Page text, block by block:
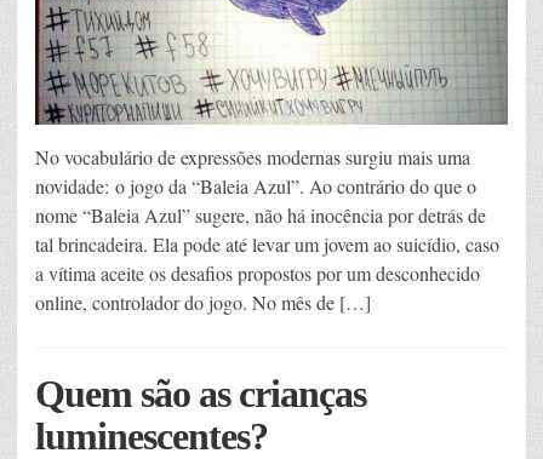
No vocabulário de expressões modernas surgiu mais uma
novidade: o jogo da “Baleia Azul”. Ao contrário do que o
nome “Baleia Azul” sugere, não há inocência por detrás de
tal brincadeira. Ela pode até levar um jovem ao suicídio, caso
a vítima aceite os desafios propostos por um desconhecido
online, controlador do jogo. No mês de […]
Quem são as crianças
luminescentes?